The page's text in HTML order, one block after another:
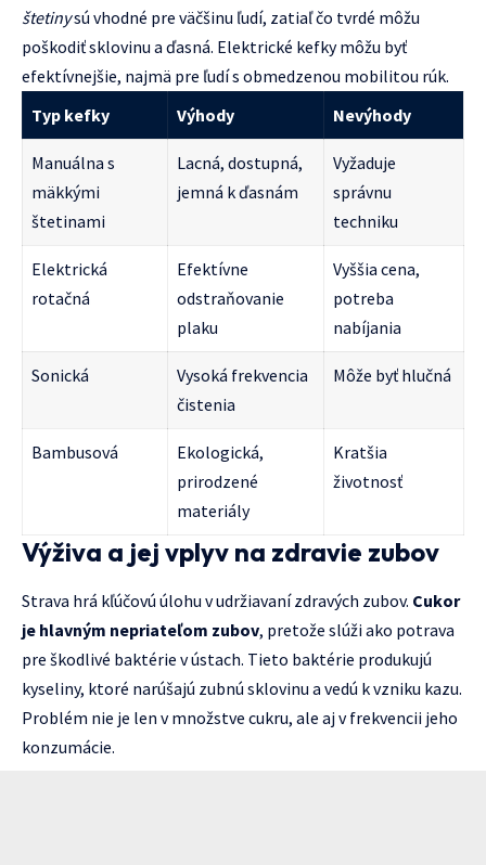
štetinysú vhodné pre väčšinu ľudí, zatiaľ čo tvrdé môžu
poškodiť sklovinu a ďasná. Elektrické kefky môžu byť
efektívnejšie, najmä pre ľudí s obmedzenou mobilitou rúk.
Typ kefky
Výhody Nevýhody
Manuálna s
mäkkými
štetinami
Lacná, dostupná,
jemná k ďasnám
Vyžaduje
správnu
techniku
Elektrická
rotačná
Efektívne
odstraňovanie
plaku
Vyššia cena,
potreba
nabíjania
Sonická
Vysoká frekvencia
čistenia
Môže byť hlučná
Bambusová
Ekologická,
prirodzené
materiály
Kratšia
životnosť
Výživa a jej vplyv na zdravie zubov
Strava hrá kľúčovú úlohu v udržiavaní zdravých zubov. Cukor
je hlavným nepriateľom zubov, pretože slúži ako potrava
pre škodlivé baktérie v ústach. Tieto baktérie produkujú
kyseliny, ktoré narúšajú zubnú sklovinu a vedú k vzniku kazu.
Problém nie je len v množstve cukru, ale aj v frekvencii jeho
konzumácie.